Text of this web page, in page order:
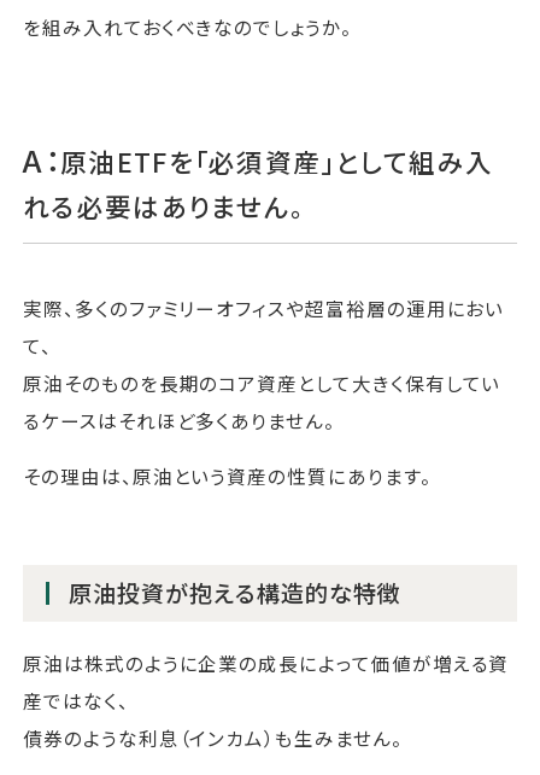
を組み入れておくべきなのでしょうか。
A：原油ETFを「必須資産」として組み入
れる必要はありません。
実際、多くのファミリーオフィスや超富裕層の運用におい
て、
原油そのものを長期のコア資産として大きく保有してい
るケースはそれほど多くありません。
その理由は、原油という資産の性質にあります。
原油投資が抱える構造的な特徴
原油は株式のように企業の成長によって価値が増える資
産ではなく、
債券のような利息（インカム）も生みません。